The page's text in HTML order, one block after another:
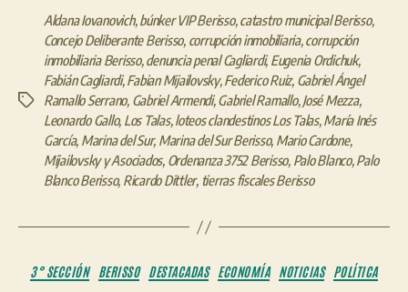
Etiquetas
Aldana Iovanovich,búnker VIP Berisso,catastro municipal Berisso,
Concejo Deliberante Berisso, corrupción inmobiliaria,corrupción
inmobiliaria Berisso,denuncia penal Cagliardi, Eugenia Ordichuk,
Fabián Cagliardi,Fabian Mijailovsky,Federico Ruiz, Gabriel Ángel
Ramallo Serrano, Gabriel Armendi,Gabriel Ramallo,José Mezza,
Leonardo Gallo, Los Talas,loteos clandestinos Los Talas,María Inés
García, Marina del Sur, Marina del Sur Berisso, Mario Cardone,
Mijailovsky y Asociados, Ordenanza 3752 Berisso, Palo Blanco,Palo
Blanco Berisso, Ricardo Dittler, tierras fiscales Berisso
Categorías
3° SECCIÓN BERISSO DESTACADAS ECONOMÍA NOTICIAS POLÍTICA